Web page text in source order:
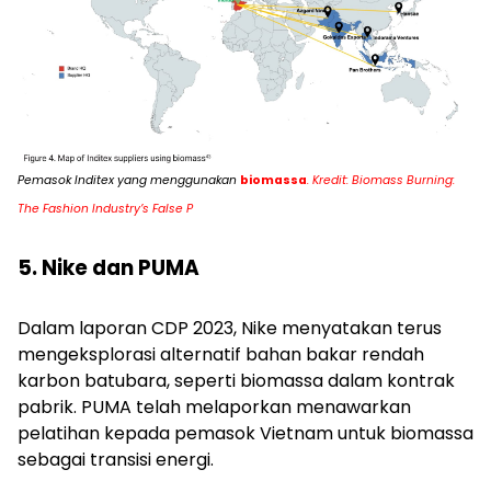
Pemasok Inditex yang menggunakan biomassa. Kredit: Biomass Burning:
The Fashion Industry’s False P
5. Nike dan PUMA
Dalam laporan CDP 2023, Nike menyatakan terus
mengeksplorasi alternatif bahan bakar rendah
karbon batubara, seperti biomassa dalam kontrak
pabrik. PUMA telah melaporkan menawarkan
pelatihan kepada pemasok Vietnam untuk biomassa
sebagai transisi energi.